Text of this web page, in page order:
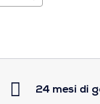
24 mesi di